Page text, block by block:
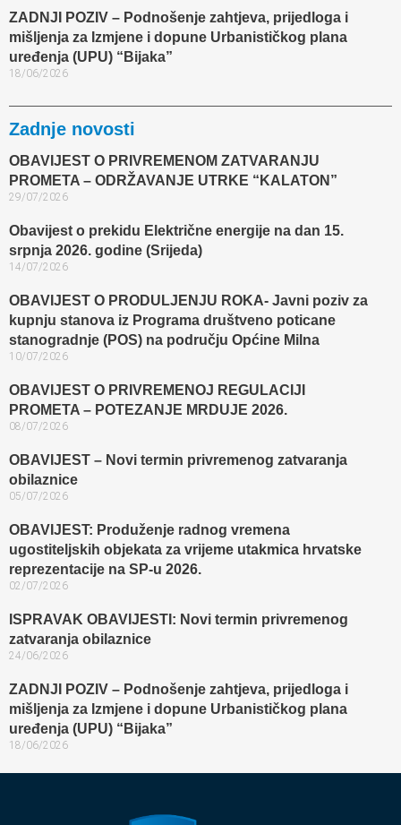
ZADNJI POZIV – Podnošenje zahtjeva, prijedloga i
mišljenja za Izmjene i dopune Urbanističkog plana
uređenja (UPU) “Bijaka”
18/06/2026
Zadnje novosti
OBAVIJEST O PRIVREMENOM ZATVARANJU
PROMETA – ODRŽAVANJE UTRKE “KALATON”
29/07/2026
Obavijest o prekidu Električne energije na dan 15.
srpnja 2026. godine (Srijeda)
14/07/2026
OBAVIJEST O PRODULJENJU ROKA- Javni poziv za
kupnju stanova iz Programa društveno poticane
stanogradnje (POS) na području Općine Milna
10/07/2026
OBAVIJEST O PRIVREMENOJ REGULACIJI
PROMETA – POTEZANJE MRDUJE 2026.
08/07/2026
OBAVIJEST – Novi termin privremenog zatvaranja
obilaznice​
05/07/2026
OBAVIJEST: Produženje radnog vremena
ugostiteljskih objekata za vrijeme utakmica hrvatske
reprezentacije na SP-u 2026.
02/07/2026
ISPRAVAK OBAVIJESTI: Novi termin privremenog
zatvaranja obilaznice​
24/06/2026
ZADNJI POZIV – Podnošenje zahtjeva, prijedloga i
mišljenja za Izmjene i dopune Urbanističkog plana
uređenja (UPU) “Bijaka”
18/06/2026